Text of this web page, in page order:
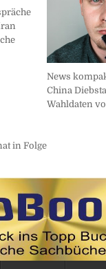
News
China
Wahldaten
in Folge